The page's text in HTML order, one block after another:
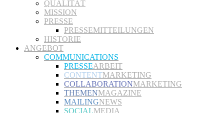
QUALITÄT
MISSION
PRESSE
PRESSEMITTEILUNGEN
HISTORIE
ANGEBOT
COMMUNICATIONS
PRESSEARBEIT
CONTENTMARKETING
COLLABORATIONMARKETING
THEMENMAGAZINE
MAILINGNEWS
SOCIALMEDIA